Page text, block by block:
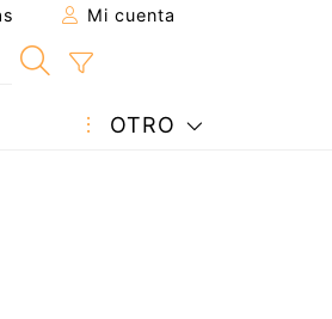
Mi cuenta
OTRO